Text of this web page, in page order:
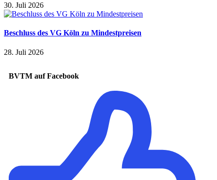
30. Juli 2026
Beschluss des VG Köln zu Mindestpreisen
28. Juli 2026
BVTM auf Facebook